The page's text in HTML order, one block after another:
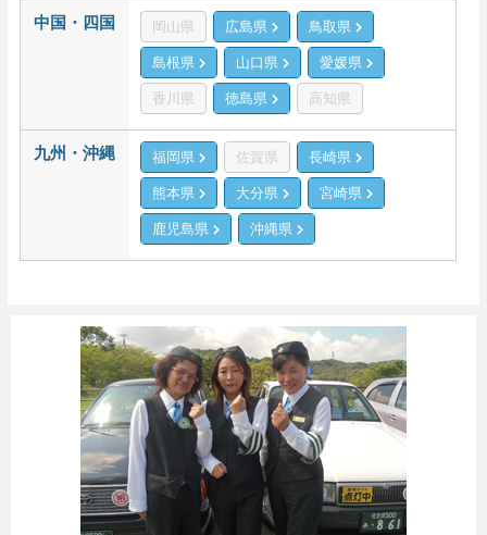
中国・四国 岡山県 広島県 鳥取県
島根県 山口県 愛媛県
香川県 徳島県 高知県
九州・沖縄 福岡県 佐賀県 長崎県
熊本県 大分県 宮崎県
鹿児島県 沖縄県